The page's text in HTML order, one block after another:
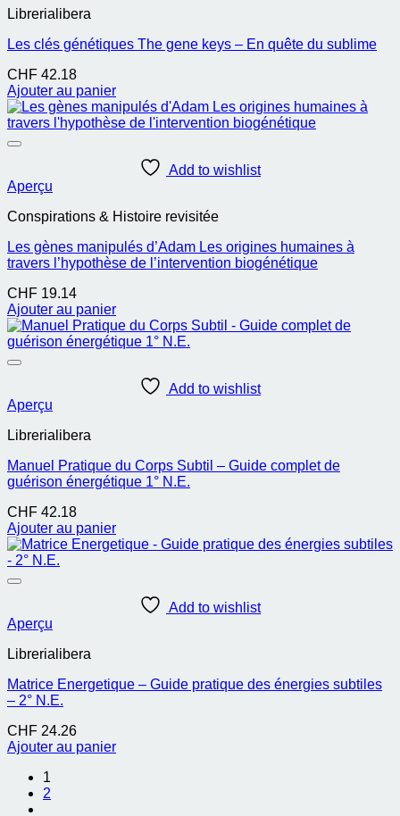
Librerialibera
Les clés génétiques The gene keys – En quête du sublime
CHF 42.18
Ajouter au panier
Add to wishlist
Aperçu
Conspirations & Histoire revisitée
Les gènes manipulés d’Adam Les origines humaines à
travers l’hypothèse de l’intervention biogénétique
CHF 19.14
Ajouter au panier
Add to wishlist
Aperçu
Librerialibera
Manuel Pratique du Corps Subtil – Guide complet de
guérison énergétique 1° N.E.
CHF 42.18
Ajouter au panier
Add to wishlist
Aperçu
Librerialibera
Matrice Energetique – Guide pratique des énergies subtiles
– 2° N.E.
CHF 24.26
Ajouter au panier
1
2